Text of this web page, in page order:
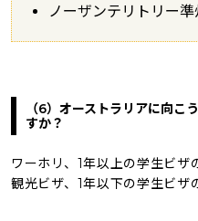
ノーザンテリトリー
（6）オーストラリアに向こ
すか？
ワーホリ、1年以上の学生ビ
観光ビザ、1年以下の学生ビ